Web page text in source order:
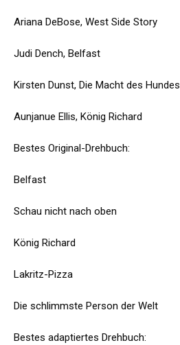
Ariana DeBose, West Side Story
Judi Dench, Belfast
Kirsten Dunst, Die Macht des Hundes
Aunjanue Ellis, König Richard
Bestes Original-Drehbuch:
Belfast
Schau nicht nach oben
König Richard
Lakritz-Pizza
Die schlimmste Person der Welt
Bestes adaptiertes Drehbuch: